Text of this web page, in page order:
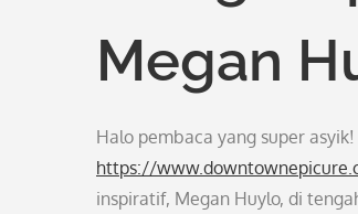
Megan
Halo pembaca yang super
https://
inspiratif, Megan Huylo, di